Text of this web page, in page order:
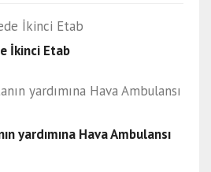
İkinci Etab
yardımına Hava Ambulansı